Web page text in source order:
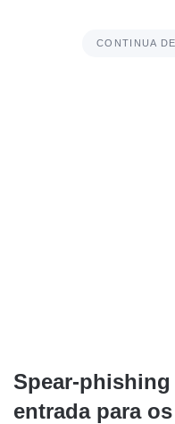
CONTINUA
Spear-
entrada para